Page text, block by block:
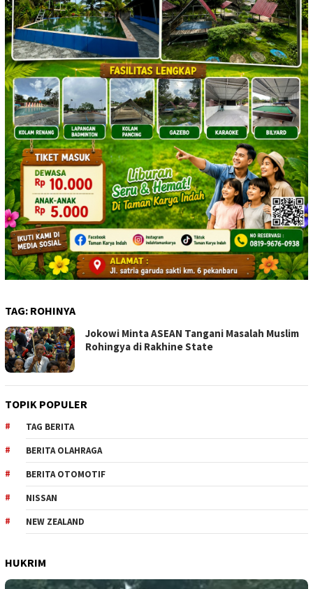
TAG: ROHINYA
Jokowi Minta ASEAN Tangani Masalah Muslim
Rohingya di Rakhine State
TOPIK POPULER
TAG BERITA
BERITA OLAHRAGA
BERITA OTOMOTIF
NISSAN
NEW ZEALAND
HUKRIM